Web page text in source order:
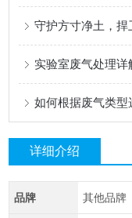
实验室废气处理
如何根据废气类型
详细介绍
品牌 其他品牌